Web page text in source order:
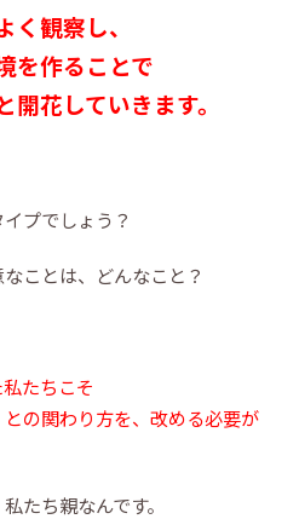
観察し、
を作ることで
花していきます。
プでしょう？
ことは、どんなこと？
たちこそ
との関わり方を、改める必要が
たち親なんです。